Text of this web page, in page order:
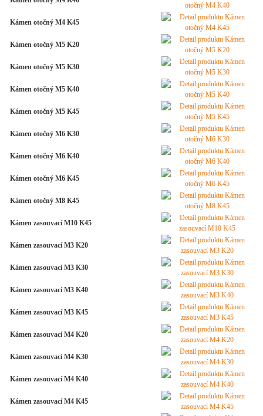
Kámen otočný M4 K45
Kámen otočný M5 K20
Kámen otočný M5 K30
Kámen otočný M5 K40
Kámen otočný M5 K45
Kámen otočný M6 K30
Kámen otočný M6 K40
Kámen otočný M6 K45
Kámen otočný M8 K45
Kámen zasouvací M10 K45
Kámen zasouvací M3 K20
Kámen zasouvací M3 K30
Kámen zasouvací M3 K40
Kámen zasouvací M3 K45
Kámen zasouvací M4 K20
Kámen zasouvací M4 K30
Kámen zasouvací M4 K40
Kámen zasouvací M4 K45